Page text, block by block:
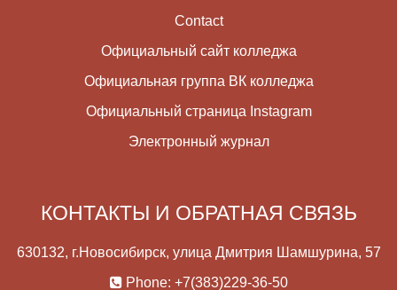
Contact
Официальный сайт колледжа
Официальная группа ВК колледжа
Официальный страница Instagram
Электронный журнал
КОНТАКТЫ И ОБРАТНАЯ СВЯЗЬ
630132, г.Новосибирск, улица Дмитрия Шамшурина, 57
Phone: +7(383)229-36-50